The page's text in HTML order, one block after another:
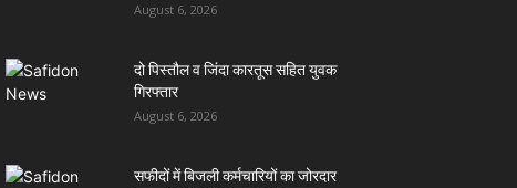
August 6, 2026
दो पिस्तौल व जिंदा कारतूस सहित युवक
गिरफ्तार
August 6, 2026
सफीदों में बिजली कर्मचारियों का जोरदार